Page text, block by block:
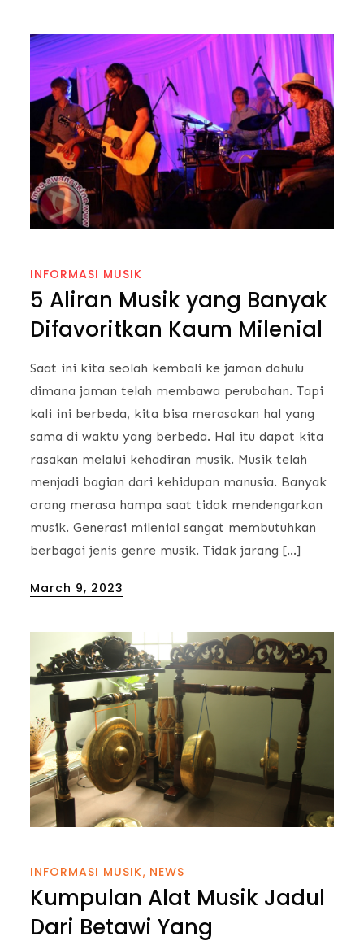
INFORMASI MUSIK
5 Aliran Musik yang Banyak
Difavoritkan Kaum Milenial
Saat ini kita seolah kembali ke jaman dahulu
dimana jaman telah membawa perubahan. Tapi
kali ini berbeda, kita bisa merasakan hal yang
sama di waktu yang berbeda. Hal itu dapat kita
rasakan melalui kehadiran musik. Musik telah
menjadi bagian dari kehidupan manusia. Banyak
orang merasa hampa saat tidak mendengarkan
musik. Generasi milenial sangat membutuhkan
berbagai jenis genre musik. Tidak jarang […]
Posted
March 9, 2023
INFORMASI MUSIK NEWS
Kumpulan Alat Musik Jadul
Dari Betawi Yang